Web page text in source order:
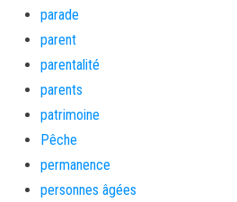
parade
parent
parentalité
parents
patrimoine
Pêche
permanence
personnes âgées